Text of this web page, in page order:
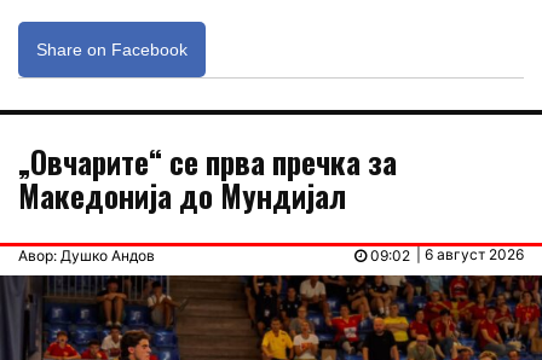
Share on Facebook
„Овчарите“ се прва пречка за
Македонија до Мундијал
Авор: Душко Андов | 6 август 2026
09:02